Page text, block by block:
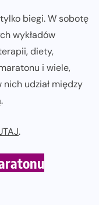
biegi. W sobotę
wykładów
diety,
i wiele,
udział między
.